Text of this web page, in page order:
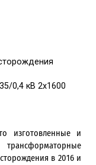
0,4 кВ 2х1600
изготовленные и
в 2016 и